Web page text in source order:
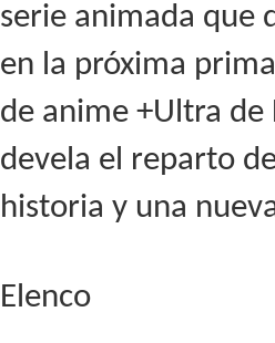
serie animada que
en la próxima
de anime +Ultra de
devela el reparto
historia y una
Elenco